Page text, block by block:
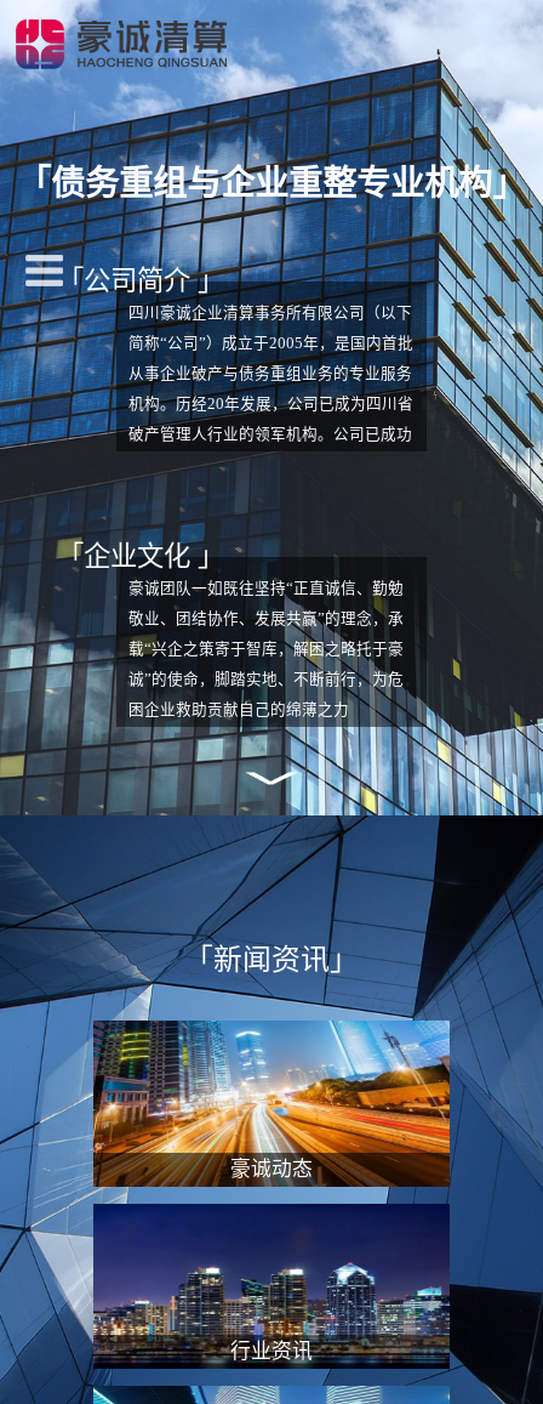
「债务重组与企业重整专业机构」
「公司简介 」
四川豪诚企业清算事务所有限公司（以下
简称“公司”）成立于2005年，是国内首批
从事企业破产与债务重组业务的专业服务
机构。历经20年发展，公司已成为四川省
破产管理人行业的领军机构。公司已成功
入围四川省高院、贵州省高院、海南省高
院、成都中院等19家省市级法院管理人名
册，是四川省高院、贵州省高院的一级管
理人机构。公司连续三次
（2007/2013/2017）入围四川省高院管理
人名册且稳居前列，2024年更以全省第8
名（清算公司第1名）的优异成绩再度入
围该院一级管理人名册。公司拥有一支在
法律、财务、税务、投融资、产（股）权
交易及经营管理等领域具备丰富专业知识
和多年实务经验的复合型人才团队。截至
目前，公司管理服务企业200多家，清理
不良资产超过1000亿元，涉及职工及各
类债权人超过10万人，服务领域涵盖房地
产开发、制造业、农牧业、新能源、矿产
开发、化工等多个行业。2024年公司正
式成为海德股份（股票代码：
SZ.000567）旗下一级子公司，由此成为
目前国内唯一由上市公司控股的破产管理
人机构，标志着企业发展迈入全新阶段。
依托上市公司平台资源，公司现已构建起
“专业服务+资本赋能”的双轮驱动模式，
在特殊资产处置、企业重组及价值重塑等
领域形成独特竞争优势，持续引领行业创
新发展。#联系方式电话：028-8451 8706
B座2102
「企业文化 」
豪诚团队一如既往坚持“正直诚信、勤勉
敬业、团结协作、发展共赢”的理念，承
载“兴企之策寄于智库，解困之略托于豪
诚”的使命，脚踏实地、不断前行，为危
困企业救助贡献自己的绵薄之力
「新闻资讯」
豪诚动态
行业资讯